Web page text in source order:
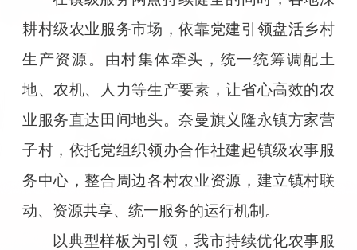
耕村级农业服务市场，依靠党建引领盘活乡村
生产资源。由村集体牵头，统一统筹调配土
地、农机、人力等生产要素，让省心高效的农
业服务直达田间地头。奈曼旗义隆永镇方家营
子村，依托党组织领办合作社建起镇级农事服
务中心，整合周边各村农业资源，建立镇村联
动、资源共享、统一服务的运行机制。
以典型样板为引领，我市持续优化农事服